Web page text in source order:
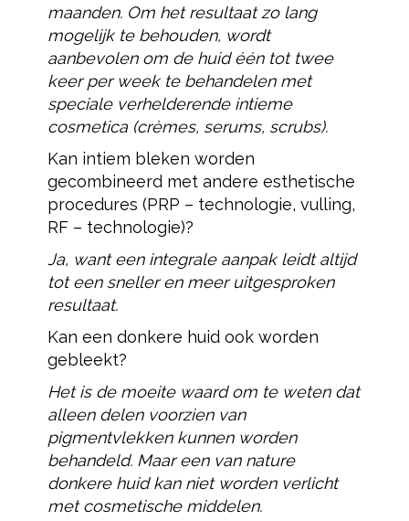
maanden. Om het resultaat zo lang
mogelijk te behouden, wordt
aanbevolen om de huid één tot twee
keer per week te behandelen met
speciale verhelderende intieme
cosmetica (crèmes, serums, scrubs).
Kan intiem bleken worden
gecombineerd met andere esthetische
procedures (PRP – technologie, vulling,
RF – technologie)?
Ja, want een integrale aanpak leidt altijd
tot een sneller en meer uitgesproken
resultaat.
Kan een donkere huid ook worden
gebleekt?
Het is de moeite waard om te weten dat
alleen delen voorzien van
pigmentvlekken kunnen worden
behandeld. Maar een van nature
donkere huid kan niet worden verlicht
met cosmetische middelen.